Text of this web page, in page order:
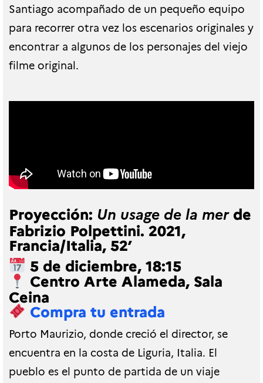
Santiago acompañado de un pequeño equipo
para recorrer otra vez los escenarios originales y
encontrar a algunos de los personajes del viejo
filme original.
Proyección: Un usage de la merde
Fabrizio Polpettini. 2021,
Francia/Italia, 52’
5 de diciembre, 18:15
Centro Arte Alameda, Sala
Ceina
Compra tu entrada
Porto Maurizio, donde creció el director, se
encuentra en la costa de Liguria, Italia. El
pueblo es el punto de partida de un viaje